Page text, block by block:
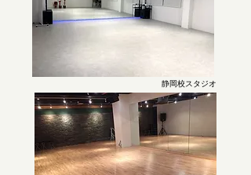
静岡校スタジオ